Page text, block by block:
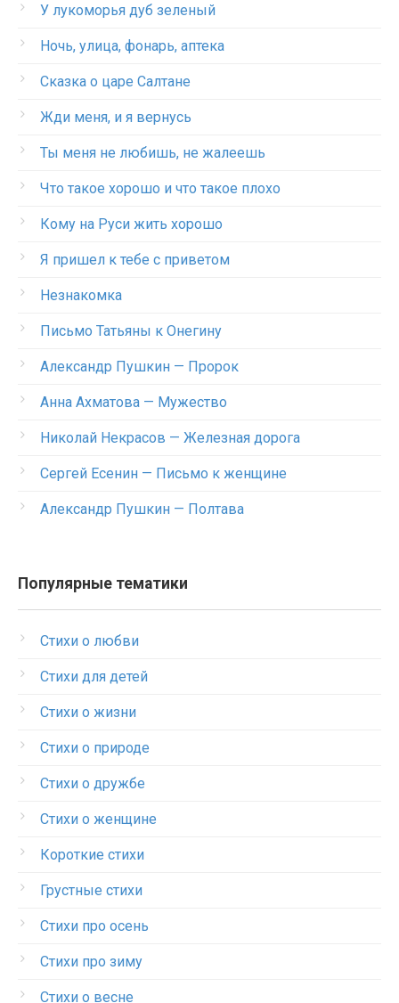
У лукоморья дуб зеленый
Ночь, улица, фонарь, аптека
Сказка о царе Салтане
Жди меня, и я вернусь
Ты меня не любишь, не жалеешь
Что такое хорошо и что такое плохо
Кому на Руси жить хорошо
Я пришел к тебе с приветом
Незнакомка
Письмо Татьяны к Онегину
Александр Пушкин — Пророк
Анна Ахматова — Мужество
Николай Некрасов — Железная дорога
Сергей Есенин — Письмо к женщине
Александр Пушкин — Полтава
Популярные тематики
Стихи о любви
Стихи для детей
Стихи о жизни
Стихи о природе
Стихи о дружбе
Стихи о женщине
Короткие стихи
Грустные стихи
Стихи про осень
Стихи про зиму
Стихи о весне